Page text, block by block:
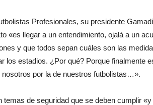
Profesionales, su presidente
«es llegar a un entendimiento, ojalá a un
y que todos sepan cuáles son las
los estadios. ¿Por qué? Porque finalmente
nosotros por la de nuestros futbolistas…».
temas de seguridad que se deben cumplir